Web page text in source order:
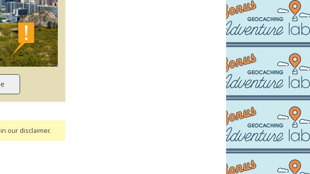
in our disclaimer.